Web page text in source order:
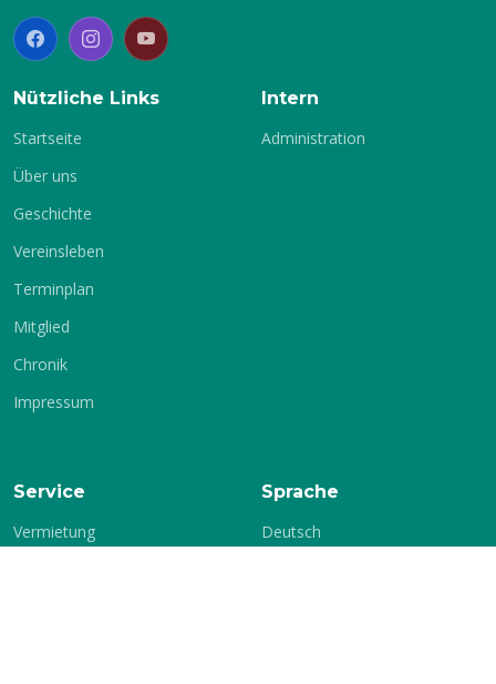
Nützliche Links
Startseite
Über uns
Geschichte
Vereinsleben
Terminplan
Mitglied
Chronik
Impressum
Intern
Administration
Service
Vermietung
Sprache
Deutsch